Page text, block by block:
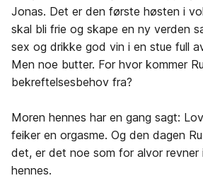
Jonas. Det er den første høsten i
skal bli frie og skape en ny verden
sex og drikke god vin i en stue full
Men noe butter. For hvor kommer
bekreftelsesbehov fra?
Moren hennes har en gang sagt:
feiker en orgasme. Og den dagen
det, er det noe som for alvor revner
hennes.